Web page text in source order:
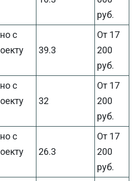
руб.
с
39.3
От 17
200
руб.
с
32
От 17
200
руб.
с
26.3
От 17
200
руб.